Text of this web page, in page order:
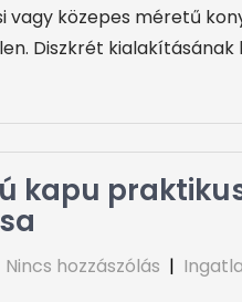
vagy közepes méretű
Diszkrét kialakításának
kapu
Nincs hozzászólás |